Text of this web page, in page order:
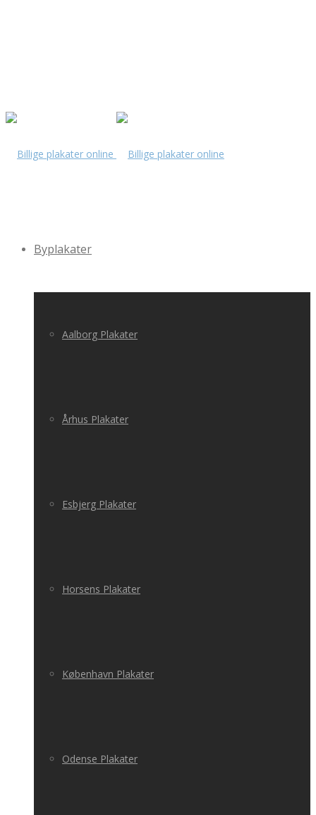
Byplakater
Aalborg Plakater
Århus Plakater
Esbjerg Plakater
Horsens Plakater
København Plakater
Odense Plakater